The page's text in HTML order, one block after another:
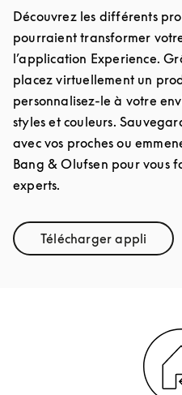
Découvrez les différents
pourraient transformer
l’application Experience.
placez virtuellement un
personnalisez-le à votre
styles et couleurs.
avec vos proches ou
Bang & Olufsen pour vous
experts.
Télécharger appli
Link Opens in